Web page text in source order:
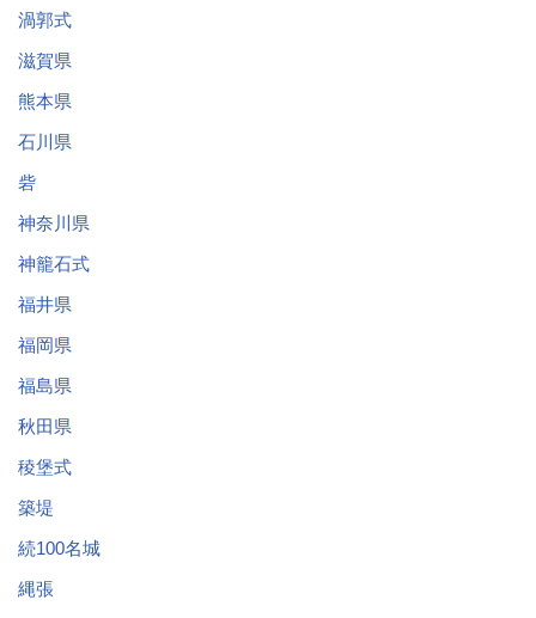
渦郭式
滋賀県
熊本県
石川県
砦
神奈川県
神籠石式
福井県
福岡県
福島県
秋田県
稜堡式
築堤
続100名城
縄張